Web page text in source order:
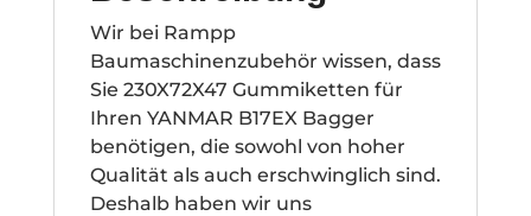
Wir bei Rampp
Baumaschinenzubehör wissen, dass
Sie 230X72X47 Gummiketten für
Ihren YANMAR B17EX Bagger
benötigen, die sowohl von hoher
Qualität als auch erschwinglich sind.
Deshalb haben wir uns